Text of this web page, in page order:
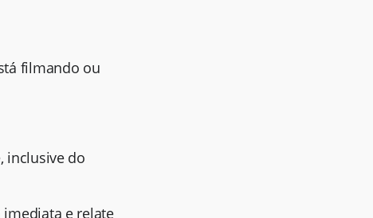
filmando ou
inclusive do
e relate